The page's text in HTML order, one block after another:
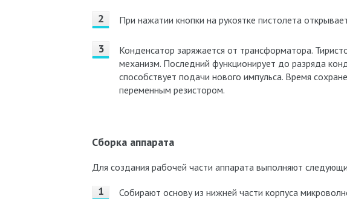
При нажатии кнопки на рукоятке пистолета
Конденсатор заряжается от трансформатора.
механизм. Последний функционирует до разряда
способствует подачи нового импульса. Время
переменным резистором.
Сборка аппарата
Для создания рабочей части аппарата выполняют
Собирают основу из нижней части корпуса